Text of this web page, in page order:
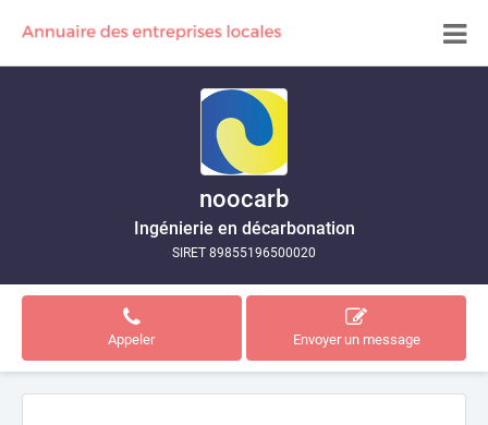
noocarb
Ingénierie en décarbonation
SIRET 89855196500020
Appeler Envoyer un message